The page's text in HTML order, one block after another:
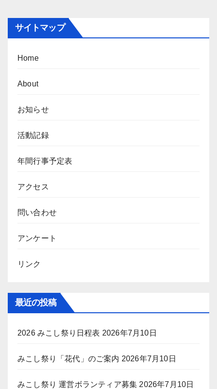
ゲ
ー
シ
ョ
ン
サイトマップ
Home
About
お知らせ
活動記録
年間行事予定表
アクセス
問い合わせ
アンケート
リンク
最近の投稿
2026 みこし祭り日程表 2026年7月10日
みこし祭り「花代」のご案内 2026年7月10日
みこし祭り 運営ボランティア募集 2026年7月10日